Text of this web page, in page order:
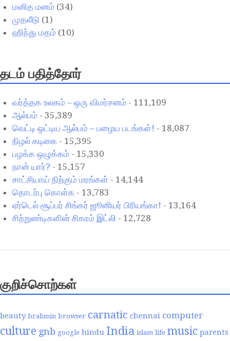
மனித மனம் (34)
முதலீடு (1)
ஹிந்து மதம் (10)
தடம் பதித்தோர்
வர்த்தக உலகம் – ஒரு விமர்சனம் - 111,109
ஆல்பம் - 35,389
வெட்டி ஒட்டிய ஆல்பம் – பழைய படங்கள்! - 18,087
நிழல் கடிகை - 15,395
பழக்க ஒழுக்கம் - 15,330
நான் யார்? - 15,157
சாட்சியாய் நிற்கும் மரங்கள் - 14,144
தொடர்பு கொள்க - 13,783
ஏர்டெல் சூப்பர் சிங்கர் ஜூனியர் பிரியங்கா! - 13,164
சிற்றுண்டிகளின் சிகரம் இட்லி - 12,728
குறிச்சொற்கள்
beauty brahmin browser carnatic chennai computer
culture gnb google hindu India islam life music parents